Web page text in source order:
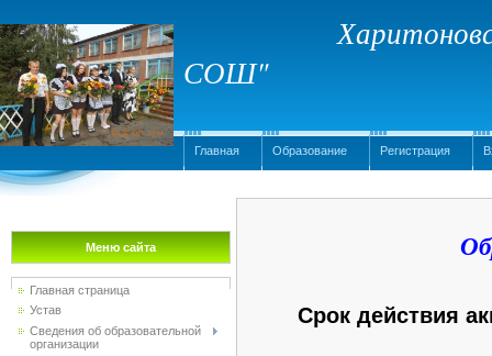
СОШ"
Главная Образование Регистрация
Меню сайта
Главная страница
Устав
Сведения об образовательной
организации
Срок действия